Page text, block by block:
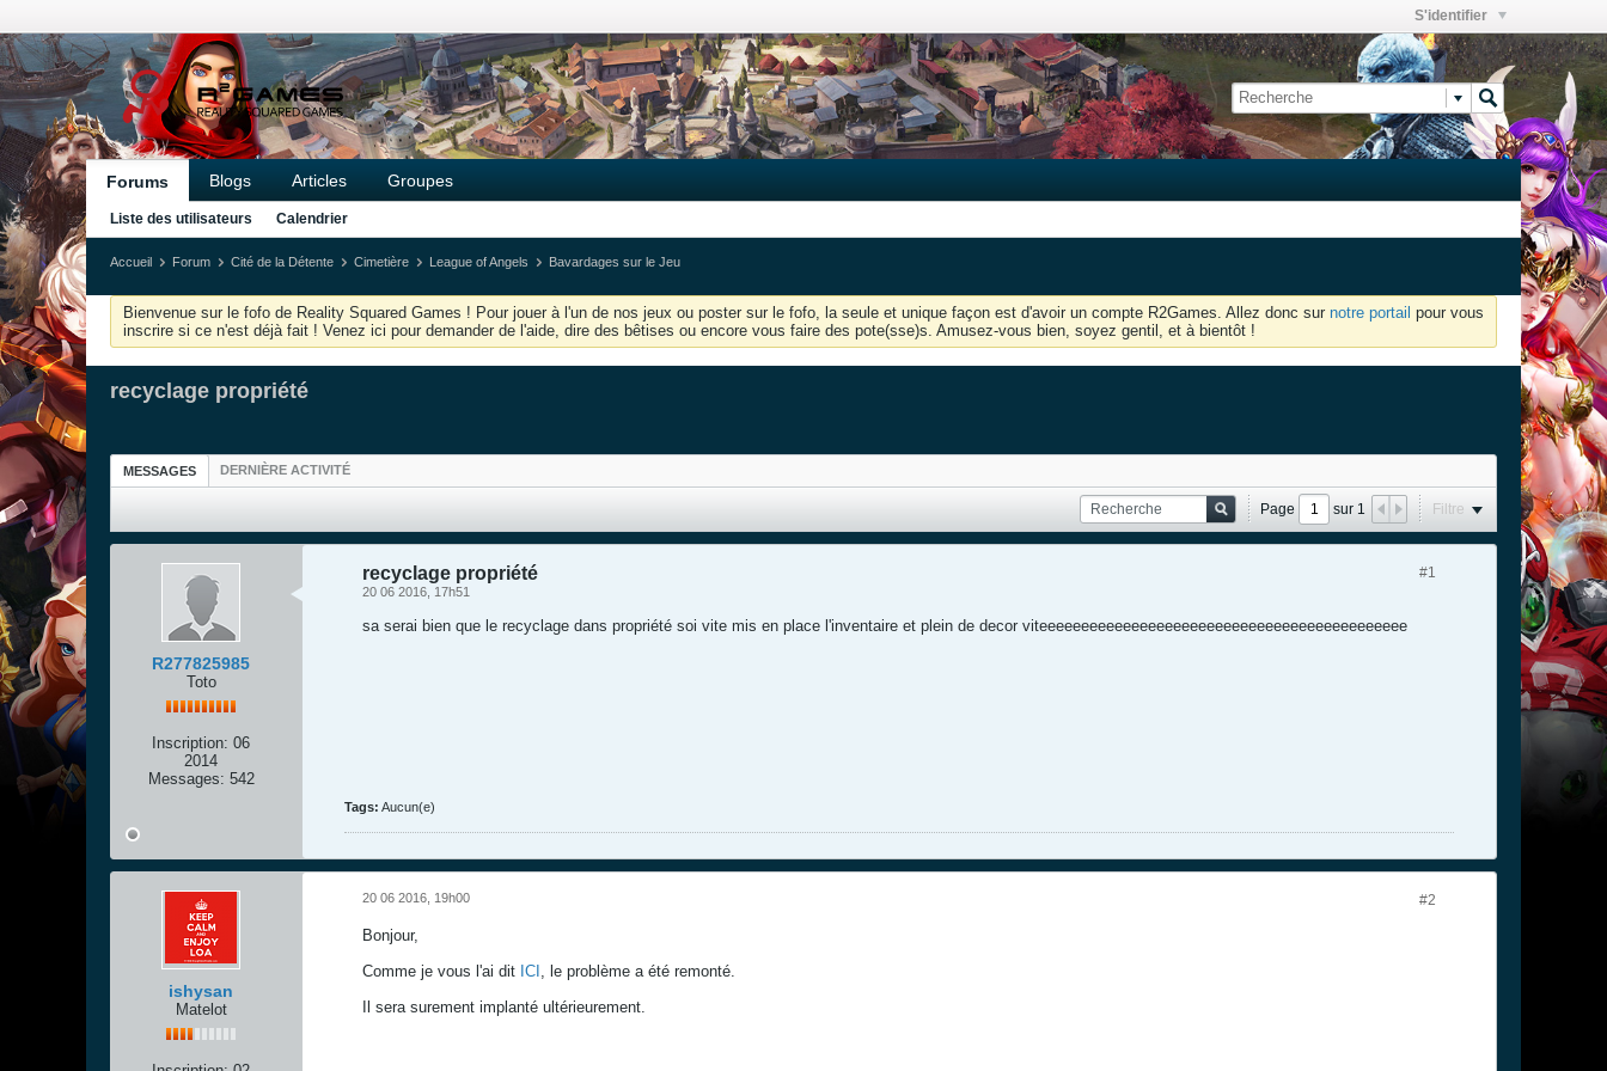
S'identifier
Forums Blogs Articles Groupes
Liste des utilisateurs Calendrier
Accueil Forum Cité de la Détente Cimetière League of Angels Bavardages sur le Jeu
Bienvenue sur le fofo de Reality Squared Games ! Pour jouer à l'un de nos jeux ou poster sur le fofo, la seule et unique façon est d'avoir un compte R2Games. Allez donc sur notre portail pour vous
inscrire si ce n'est déjà fait ! Venez ici pour demander de l'aide, dire des bêtises ou encore vous faire des pote(sse)s. Amusez-vous bien, soyez gentil, et à bientôt !
recyclage propriété
MESSAGES DERNIÈRE ACTIVITÉ
Page sur 1 Filtre
R277825985
Toto
Inscription: 06
2014
Messages: 542
#1
recyclage propriété
20 06 2016, 17h51
sa serai bien que le recyclage dans propriété soi vite mis en place l'inventaire et plein de decor viteeeeeeeeeeeeeeeeeeeeeeeeeeeeeeeeeeeeeeeeeeee
Tags: Aucun(e)
ishysan
Matelot
#2
20 06 2016, 19h00
Bonjour,
Comme je vous l'ai dit ICI , le problème a été remonté.
Il sera surement implanté ultérieurement.